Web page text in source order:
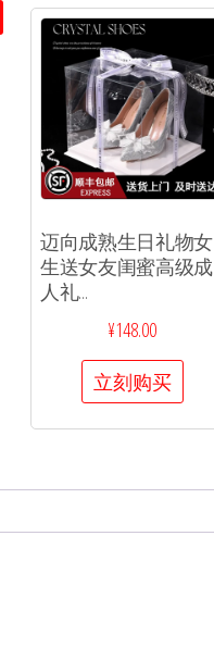
迈向成熟生日礼物女
生送女友闺蜜高级成
人礼...
¥148.00
立刻购买